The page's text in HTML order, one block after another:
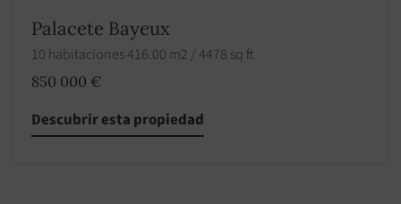
Palacete Bayeux
10 habitaciones 416.00 m2 / 4478 sq ft
850 000 €
Descubrir esta propiedad